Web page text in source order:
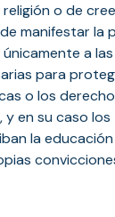
o de
manifestar la
a
para
o los
y en su caso
la